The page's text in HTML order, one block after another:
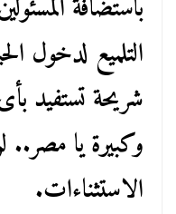
باستضافة
التلميع لدخول
شريحة تستفيد
وكبيرة يا
الاستثناءات.